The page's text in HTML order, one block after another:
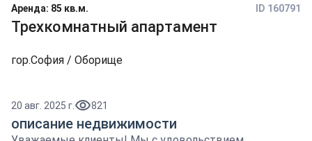
Аренда: 85 кв.м.
Трехкомнатный апартамент
ID 160791
гор.София / Оборище
20 авг. 2025 г. 821
описание недвижимости